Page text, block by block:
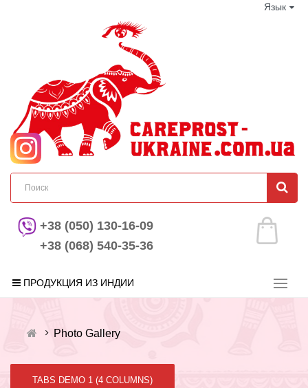
Язык
+38 (050) 130-16-09
+38 (068) 540-35-36
ПРОДУКЦИЯ ИЗ ИНДИИ
Photo Gallery
TABS DEMO 1 (4 COLUMNS)